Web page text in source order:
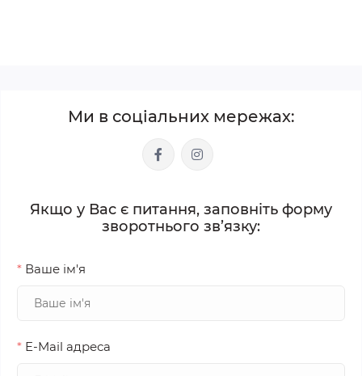
Ми в соціальних мережах:
Якщо у Вас є питання, заповніть форму
зворотнього зв’язку:
* Ваше ім'я
* E-Mail адреса